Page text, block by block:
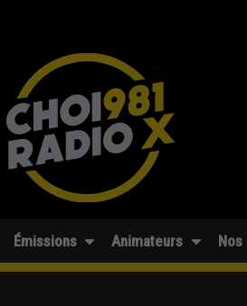
Émissions Animateurs